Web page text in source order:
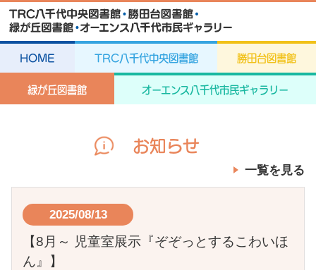
HOME TRC八千代中央図書館 勝田台図書館
緑が丘図書館 オーエンス八千代市民ギャラリー
お知らせ
一覧を見る
2025/08/13
【8月～ 児童室展示『ぞぞっとするこわいほ
ん』】